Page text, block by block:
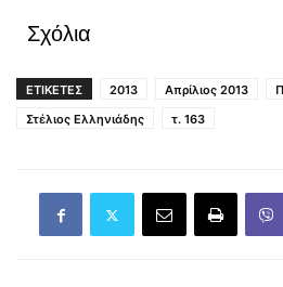
Σχόλια
ΕΤΙΚΕΤΕΣ 2013 Απρίλιος 2013
Στέλιος Ελληνιάδης
τ. 163